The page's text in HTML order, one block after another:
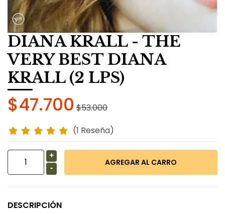
DIANA KRALL - THE
VERY BEST DIANA
KRALL (2 LPS)
$47.700 $53.000
(1 Reseña)
+
-
DESCRIPCIÓN